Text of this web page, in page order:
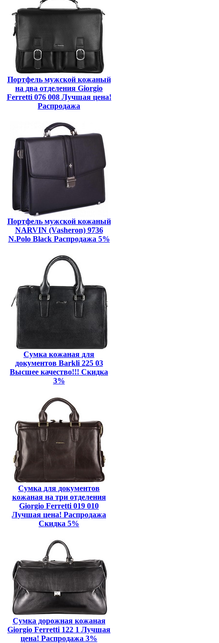
Портфель мужской кожаный
на два отделения Giorgio
Ferretti 076 008 Лучшая цена!
Распродажа
Портфель мужской кожаный
NARVIN (Vasheron) 9736
N.Polo Black Распродажа 5%
Сумка кожаная для
документов Barkli 225 03
Высшее качество!!! Скидка
3%
Сумка для документов
кожаная на три отделения
Giorgio Ferretti 019 010
Лучшая цена! Распродажа
Скидка 5%
Сумка дорожная кожаная
Giorgio Ferretti 122 1 Лучшая
цена! Распродажа 3%